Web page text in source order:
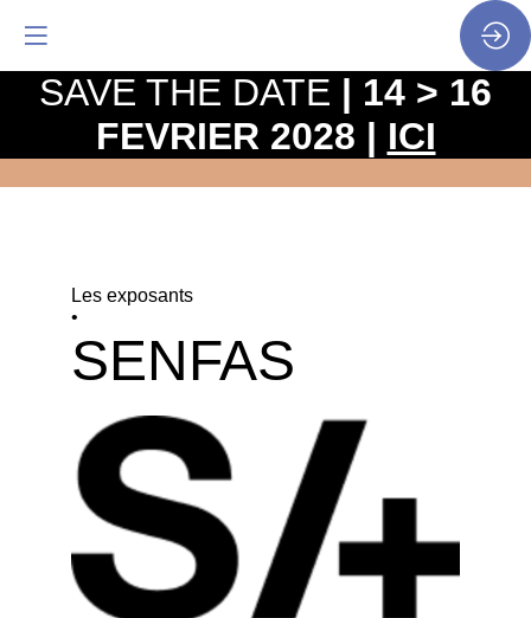
Les exposants
•
SENFAS
SAVE THE DATE | 14 > 16
FEVRIER 2028 | ICI